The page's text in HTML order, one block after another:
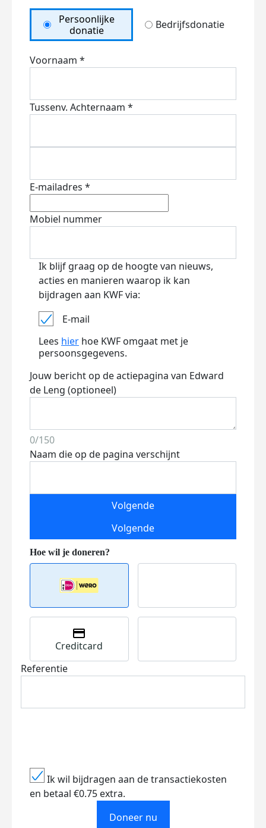
Persoonlijke
donatie
Bedrijfsdonatie
Voornaam *
Tussenv. Achternaam *
E-mailadres *
Mobiel nummer
Ik blijf graag op de hoogte van nieuws,
acties en manieren waarop ik kan
bijdragen aan KWF via:
E-mail
Lees hier hoe KWF omgaat met je
persoonsgegevens.
Jouw bericht op de actiepagina van Edward
de Leng (optioneel)
0/150
Naam die op de pagina verschijnt
Volgende
Volgende
Creditcard
Referentie
Ik wil bijdragen aan de transactiekosten
en betaal €0.75 extra.
Doneer nu